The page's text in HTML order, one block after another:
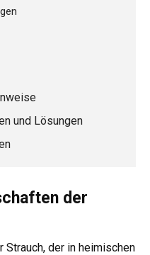
und Lösungen
der
der in heimischen